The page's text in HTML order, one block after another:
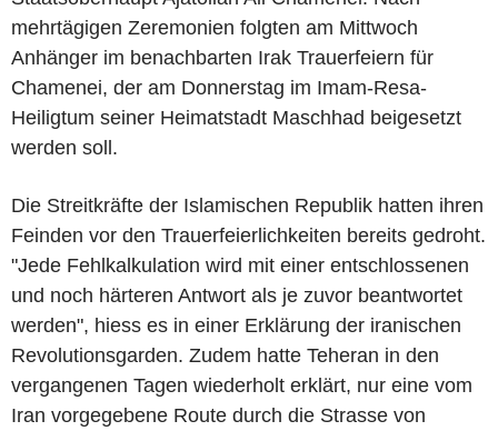
mehrtägigen Zeremonien folgten am Mittwoch
Anhänger im benachbarten Irak Trauerfeiern für
Chamenei, der am Donnerstag im Imam-Resa-
Heiligtum seiner Heimatstadt Maschhad beigesetzt
werden soll.
Die Streitkräfte der Islamischen Republik hatten ihren
Feinden vor den Trauerfeierlichkeiten bereits gedroht.
"Jede Fehlkalkulation wird mit einer entschlossenen
und noch härteren Antwort als je zuvor beantwortet
werden", hiess es in einer Erklärung der iranischen
Revolutionsgarden. Zudem hatte Teheran in den
vergangenen Tagen wiederholt erklärt, nur eine vom
Iran vorgegebene Route durch die Strasse von